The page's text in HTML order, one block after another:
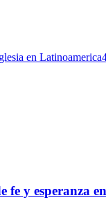
en Latinoamerica
fe y esperanza